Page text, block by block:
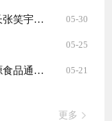
中国国际跨国公司促进会常务副会长张笑宇接受纪律审查和监察调查 05-30
05-25
中国民族贸易促进会关于《药食同源食品通用要求》等两项团体标准征求意见的通知 05-21
更多